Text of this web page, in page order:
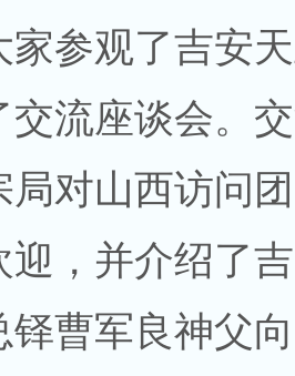
家参观了吉安
交流座谈会。
局对山西访问
迎，并介绍了
铎曹军良神父